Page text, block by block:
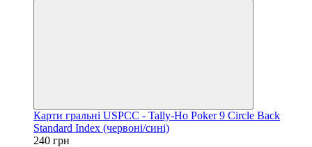
Карти гральні USPCC - Tally-Ho Poker 9 Circle Back
Standard Index (червоні/сині)
240 грн